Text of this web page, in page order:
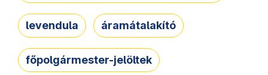
levendula áramátalakító
főpolgármester-jelöltek